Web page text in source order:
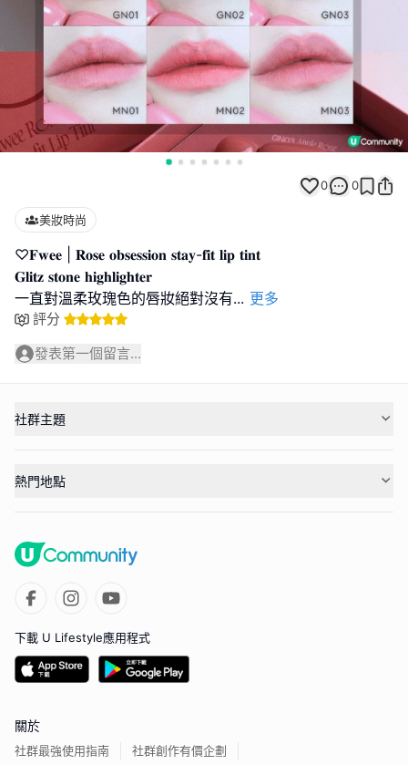
0 0
美妝時尚
♡𝐅𝐰𝐞𝐞 | 𝐑𝐨𝐬𝐞 𝐨𝐛𝐬𝐞𝐬𝐬𝐢𝐨𝐧 𝐬𝐭𝐚𝐲-𝐟𝐢𝐭 𝐥𝐢𝐩 𝐭𝐢𝐧𝐭
𝐆𝐥𝐢𝐭𝐳 𝐬𝐭𝐨𝐧𝐞 𝐡𝐢𝐠𝐡𝐥𝐢𝐠𝐡𝐭𝐞𝐫
一直對溫柔玫瑰色的唇妝絕對沒有... 更多
評分
發表第一個留言...
社群主題
熱門地點
下載 U Lifestyle應用程式
關於
社群最強使用指南 社群創作有價企劃